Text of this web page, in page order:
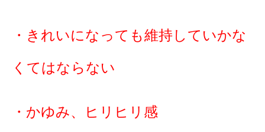
・きれいになっても維持していかな
くてはならない
・かゆみ、ヒリヒリ感